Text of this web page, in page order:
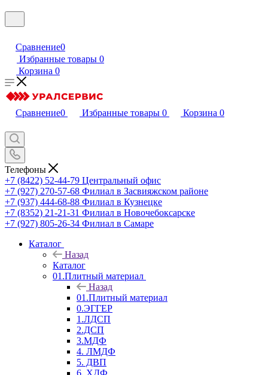
Сравнение0
Избранные товары 0
Корзина 0
Сравнение0 Избранные товары 0 Корзина 0
Телефоны
+7 (8422) 52-44-79 Центральный офис
+7 (927) 270-57-68 Филиал в Засвияжском районе
+7 (937) 444-68-88 Филиал в Кузнецке
+7 (8352) 21-21-31 Филиал в Новочебоксарске
+7 (927) 805-26-34 Филиал в Самаре
Каталог
Назад
Каталог
01.Плитный материал
Назад
01.Плитный материал
0.ЭГГЕР
1.ЛДСП
2.ДСП
3.МДФ
4. ЛМДФ
5. ДВП
6. ХДФ